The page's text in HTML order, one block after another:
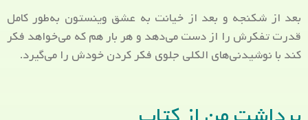
بعد از شکنجه و بعد از خیانت به عشق وینستون به‌طور کامل
قدرت تفکرش را از دست می‌دهد و هر بار هم که می‌خواهد فکر
کند با نوشیدنی‌های الکلی جلوی فکر کردن خودش را می‌گیرد.